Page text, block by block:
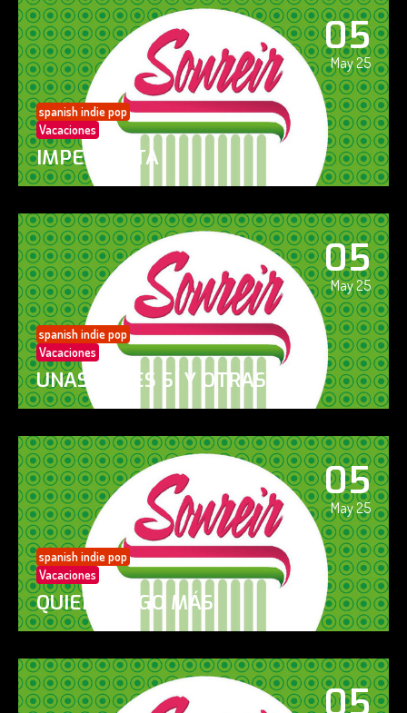
05
May 25
spanish indie pop
Vacaciones
IMPERFECTA
05
May 25
spanish indie pop
Vacaciones
UNAS VECES SÍ Y OTRAS NO
05
May 25
spanish indie pop
Vacaciones
QUIERO ALGO MÁS